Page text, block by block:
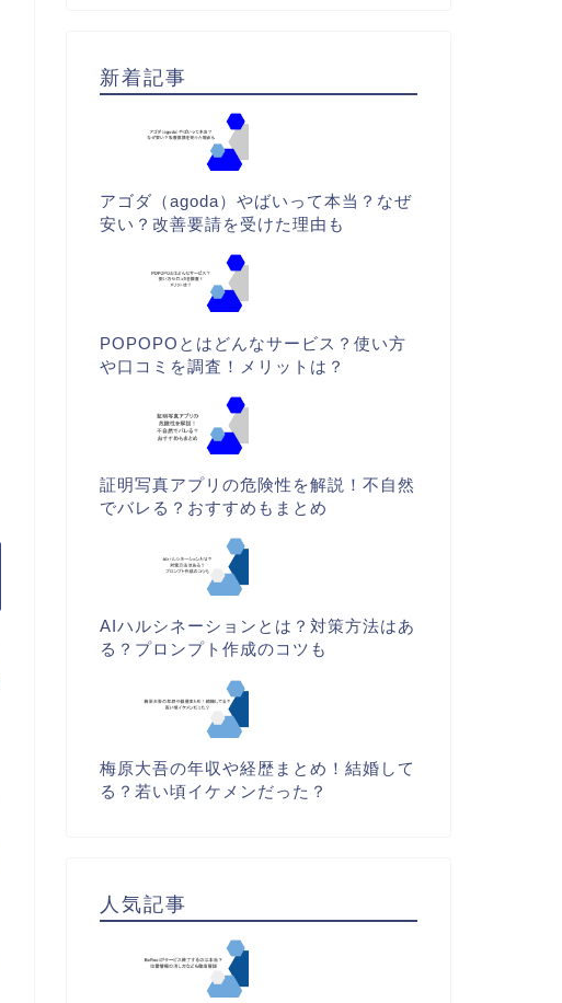
新着記事
アゴダ（agoda）やばいって本当？なぜ
安い？改善要請を受けた理由も
POPOPOとはどんなサービス？使い方
や口コミを調査！メリットは？
証明写真アプリの危険性を解説！不自然
でバレる？おすすめもまとめ
AIハルシネーションとは？対策方法はあ
る？プロンプト作成のコツも
梅原大吾の年収や経歴まとめ！結婚して
る？若い頃イケメンだった？
人気記事